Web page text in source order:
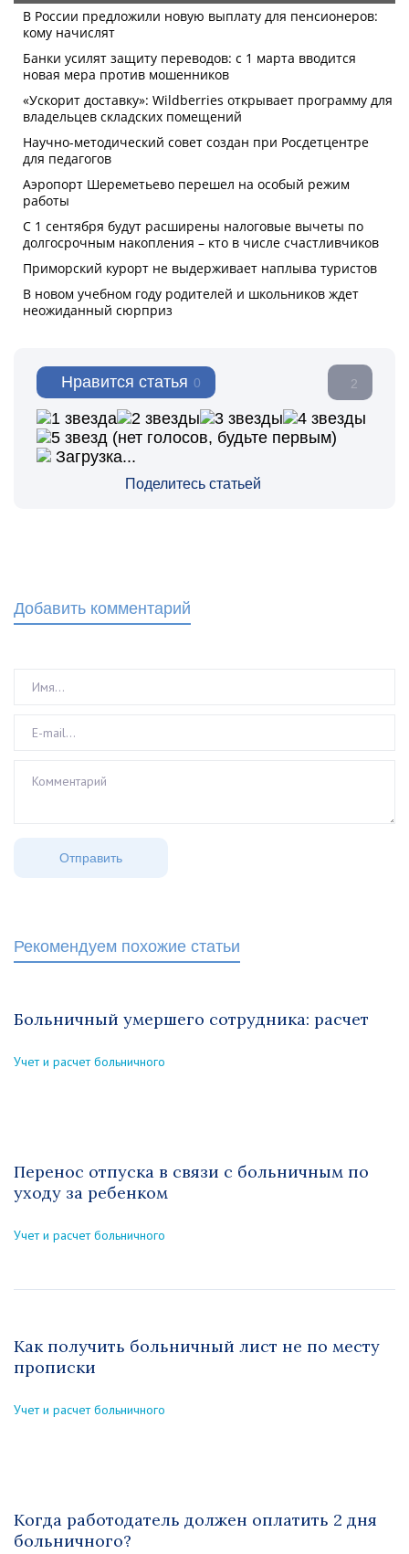
Нравится статья 0 2
Поделитесь статьей
(нет голосов, будьте первым)
Загрузка...
Добавить комментарий
Рекомендуем похожие статьи
Больничный умершего сотрудника: расчет
Учет и расчет больничного
Перенос отпуска в связи с больничным по
уходу за ребенком
Учет и расчет больничного
Как получить больничный лист не по месту
прописки
Учет и расчет больничного
Когда работодатель должен оплатить 2 дня
больничного?